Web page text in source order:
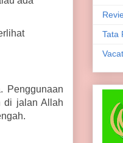
Penggunaan
di jalan Allah
Tata